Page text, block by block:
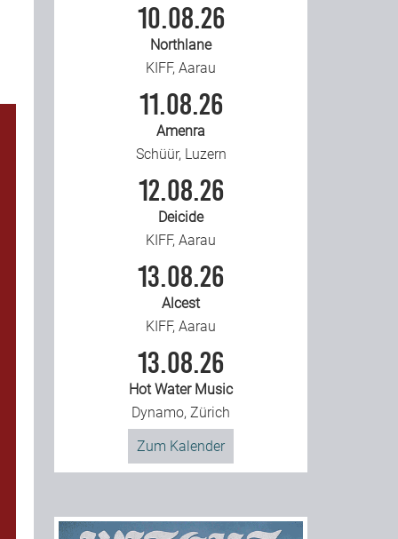
10.08.26
Northlane
KIFF, Aarau
11.08.26
Amenra
Schüür, Luzern
12.08.26
Deicide
KIFF, Aarau
13.08.26
Alcest
KIFF, Aarau
13.08.26
Hot Water Music
Dynamo, Zürich
Zum Kalender